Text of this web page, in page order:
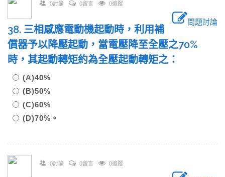
0討論 0留言 0追蹤
問題討論
38. 三相感應電動機起動時，利用補
償器予以降壓起動，當電壓降至全壓之70%
時，其起動轉矩約為全壓起動轉矩之：
(A)40%
(B)50%
(C)60%
(D)70%。
0討論 0留言 0追蹤